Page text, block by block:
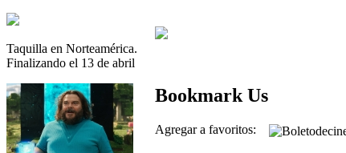
Taquilla en Norteamérica.
Finalizando el 13 de abril
Bookmark Us
Agregar a favoritos: